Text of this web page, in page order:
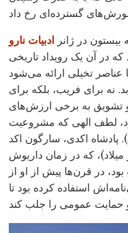
در ژانر ادبیات نارو
که در آن یک رویداد تاریخی
عناصر تخیلی ارائه می‌شود
نه برای فریب، بلکه برای
و تشویق به برخی ارزش‌های
لطف الهی که مشروعیت
پادشاه اکدی، سارگون اکد
۲۲۷۹ پیش از میلاد)، که در زمان داریوش
در قرن‌ها پیش از او از
استفاده کرده بود تا